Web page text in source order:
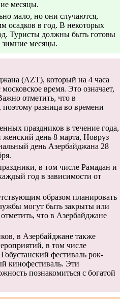
месяцы.
мало, но они случаются,
осадков в год. В некоторых
Туристы должны быть готовы
месяцы.
(AZT), который на 4 часа
время. Это означает,
отметить, что в
поэтому разница во времени
праздников в течение года,
день 8 марта, Новруз
день Азербайджана 28
в том числе Рамадан и
год в зависимости от
образом планировать
могут быть закрыты или
что в Азербайджане
в Азербайджане также
в том числе
фестиваль рок-
кинофестиваль. Эти
познакомиться с богатой